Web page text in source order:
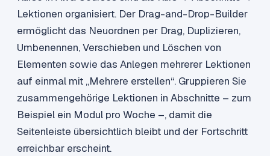
Lektionen organisiert. Der Drag-and-Drop-Builder
ermöglicht das Neuordnen per Drag, Duplizieren,
Umbenennen, Verschieben und Löschen von
Elementen sowie das Anlegen mehrerer Lektionen
auf einmal mit „Mehrere erstellen“. Gruppieren Sie
zusammengehörige Lektionen in Abschnitte – zum
Beispiel ein Modul pro Woche –, damit die
Seitenleiste übersichtlich bleibt und der Fortschritt
erreichbar erscheint.